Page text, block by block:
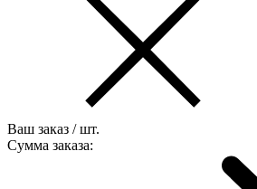
Ваш заказ /шт.
Сумма заказа: